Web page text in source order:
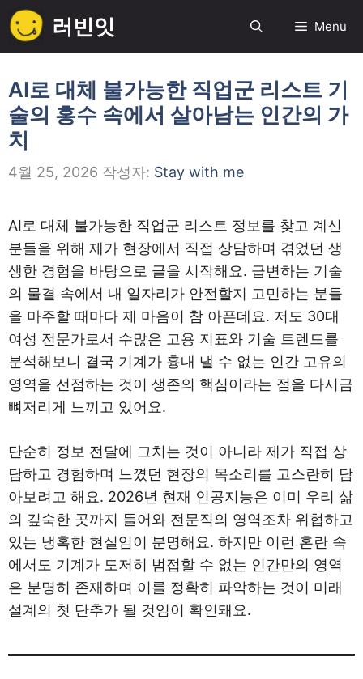
텐
츠
건
너
뛰
기
러빈잇 Menu
AI로 대체 불가능한 직업군 리스트 기
술의 홍수 속에서 살아남는 인간의 가
치
4월 25, 2026 작성자: Stay with me
AI로 대체 불가능한 직업군 리스트 정보를 찾고 계신
분들을 위해 제가 현장에서 직접 상담하며 겪었던 생
생한 경험을 바탕으로 글을 시작해요. 급변하는 기술
의 물결 속에서 내 일자리가 안전할지 고민하는 분들
을 마주할 때마다 제 마음이 참 아픈데요. 저도 30대
여성 전문가로서 수많은 고용 지표와 기술 트렌드를
분석해보니 결국 기계가 흉내 낼 수 없는 인간 고유의
영역을 선점하는 것이 생존의 핵심이라는 점을 다시금
뼈저리게 느끼고 있어요.
단순히 정보 전달에 그치는 것이 아니라 제가 직접 상
담하고 경험하며 느꼈던 현장의 목소리를 고스란히 담
아보려고 해요. 2026년 현재 인공지능은 이미 우리 삶
의 깊숙한 곳까지 들어와 전문직의 영역조차 위협하고
있는 냉혹한 현실임이 분명해요. 하지만 이런 혼란 속
에서도 기계가 도저히 범접할 수 없는 인간만의 영역
은 분명히 존재하며 이를 정확히 파악하는 것이 미래
설계의 첫 단추가 될 것임이 확인돼요.